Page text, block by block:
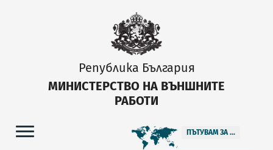
Република България
МИНИСТЕРСТВО НА ВЪНШНИТЕ
РАБОТИ
ПЪТУВАМ ЗА ...